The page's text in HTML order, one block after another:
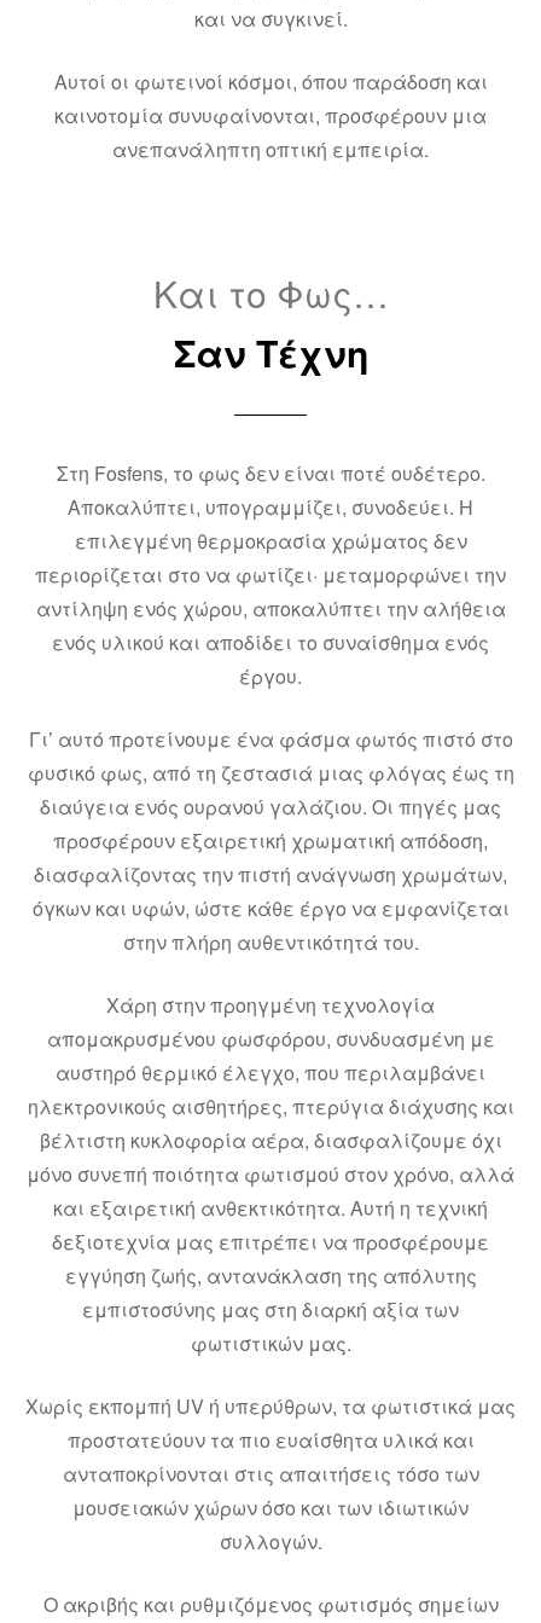
και να συγκινεί.
Αυτοί οι φωτεινοί κόσμοι, όπου παράδοση και
καινοτομία συνυφαίνονται, προσφέρουν μια
ανεπανάληπτη οπτική εμπειρία.
Και το Φως…
Σαν Τέχνη
Στη Fosfens, το φως δεν είναι ποτέ ουδέτερο.
Αποκαλύπτει, υπογραμμίζει, συνοδεύει. Η
επιλεγμένη θερμοκρασία χρώματος δεν
περιορίζεται στο να φωτίζει· μεταμορφώνει την
αντίληψη ενός χώρου, αποκαλύπτει την αλήθεια
ενός υλικού και αποδίδει το συναίσθημα ενός
έργου.
Γι’ αυτό προτείνουμε ένα φάσμα φωτός πιστό στο
φυσικό φως, από τη ζεστασιά μιας φλόγας έως τη
διαύγεια ενός ουρανού γαλάζιου. Οι πηγές μας
προσφέρουν εξαιρετική χρωματική απόδοση,
διασφαλίζοντας την πιστή ανάγνωση χρωμάτων,
όγκων και υφών, ώστε κάθε έργο να εμφανίζεται
στην πλήρη αυθεντικότητά του.
Χάρη στην προηγμένη τεχνολογία
απομακρυσμένου φωσφόρου, συνδυασμένη με
αυστηρό θερμικό έλεγχο, που περιλαμβάνει
ηλεκτρονικούς αισθητήρες, πτερύγια διάχυσης και
βέλτιστη κυκλοφορία αέρα, διασφαλίζουμε όχι
μόνο συνεπή ποιότητα φωτισμού στον χρόνο, αλλά
και εξαιρετική ανθεκτικότητα. Αυτή η τεχνική
δεξιοτεχνία μας επιτρέπει να προσφέρουμε
εγγύηση ζωής, αντανάκλαση της απόλυτης
εμπιστοσύνης μας στη διαρκή αξία των
φωτιστικών μας.
Χωρίς εκπομπή UV ή υπερύθρων, τα φωτιστικά μας
προστατεύουν τα πιο ευαίσθητα υλικά και
ανταποκρίνονται στις απαιτήσεις τόσο των
μουσειακών χώρων όσο και των ιδιωτικών
συλλογών.
Ο ακριβής και ρυθμιζόμενος φωτισμός σημείων